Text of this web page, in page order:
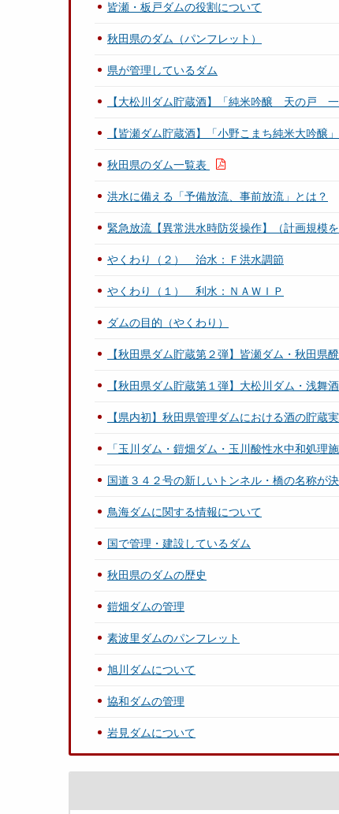
皆瀬・板戸ダムの役割について
秋田県のダム（パンフレット）
県が管理しているダム
【大松川ダム貯蔵酒】「純米吟醸 天の戸 一
【皆瀬ダム貯蔵酒】「小野こまち純米大吟醸
秋田県のダム一覧表
洪水に備える「予備放流、事前放流」とは？
緊急放流【異常洪水時防災操作】（計画規模
やくわり（２） 治水：Ｆ洪水調節
やくわり（１） 利水：ＮＡＷＩＰ
ダムの目的（やくわり）
【秋田県ダム貯蔵第２弾】皆瀬ダム・秋田県
【秋田県ダム貯蔵第１弾】大松川ダム・浅舞
【県内初】秋田県管理ダムにおける酒の貯蔵
「玉川ダム・鎧畑ダム・玉川酸性水中和処理
国道３４２号の新しいトンネル・橋の名称が
鳥海ダムに関する情報について
国で管理・建設しているダム
秋田県のダムの歴史
鎧畑ダムの管理
素波里ダムのパンフレット
旭川ダムについて
協和ダムの管理
岩見ダムについて